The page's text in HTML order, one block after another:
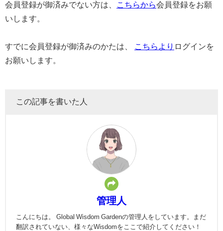
会員登録が御済みでない方は、
こちらから会員登録をお願
いします。
すでに会員登録が御済みのかたは、 こちらより ログインを
お願いします。
この記事を書いた人
管理人
こんにちは。 Global Wisdom Gardenの管理人をしています。まだ
翻訳されていない、様々なWisdomをここで紹介してください！